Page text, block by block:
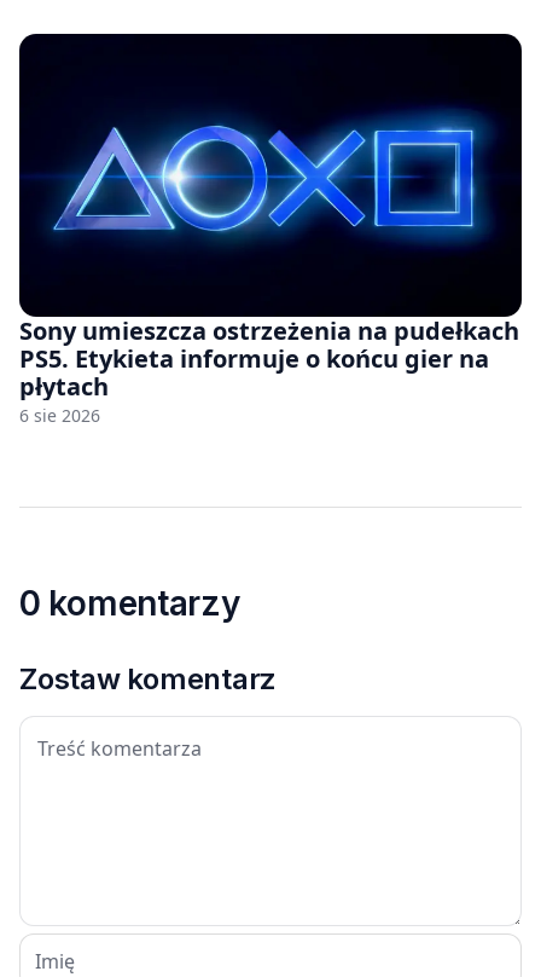
Sony umieszcza ostrzeżenia na pudełkach
PS5. Etykieta informuje o końcu gier na
płytach
6 sie 2026
0 komentarzy
Zostaw komentarz